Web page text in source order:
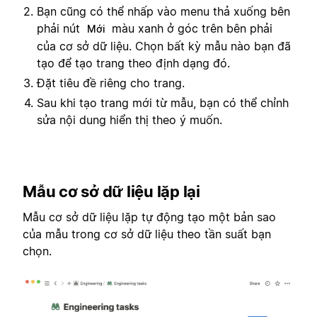
Bạn cũng có thể nhấp vào menu thả xuống bên
phải nút
Mới
màu xanh ở góc trên bên phải
của cơ sở dữ liệu. Chọn bất kỳ mẫu nào bạn đã
tạo để tạo trang theo định dạng đó.
Đặt tiêu đề riêng cho trang.
Sau khi tạo trang mới từ mẫu, bạn có thể chỉnh
sửa nội dung hiển thị theo ý muốn.
Mẫu cơ sở dữ liệu lặp lại
Mẫu cơ sở dữ liệu lặp tự động tạo một bản sao
của mẫu trong cơ sở dữ liệu theo tần suất bạn
chọn.